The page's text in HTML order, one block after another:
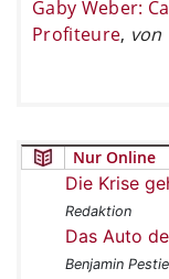
Gaby Weber:
Profiteure, von
Nur Online
Die Krise
Redaktion
Das Auto
Benjamin